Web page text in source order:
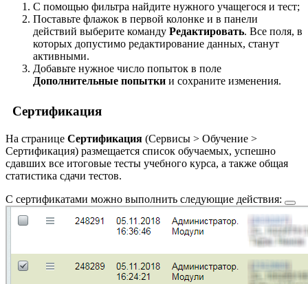
С помощью фильтра найдите нужного учащегося и тест;
Поставьте флажок в первой колонке и в панели
действий выберите команду Редактировать. Все поля, в
которых допустимо редактирование данных, станут
активными.
Добавьте нужное число попыток в поле
Дополнительные попытки и сохраните изменения.
Сертификация
На странице Сертификация (Сервисы > Обучение >
Сертификация) размещается список обучаемых, успешно
сдавших все итоговые тесты учебного курса, а также общая
статистика сдачи тестов.
С сертификатами можно выполнить следующие действия: